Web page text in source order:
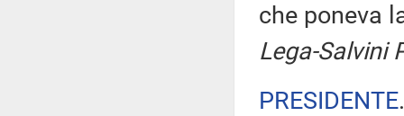
che poneva
Lega-Salvini
PRESIDENTE